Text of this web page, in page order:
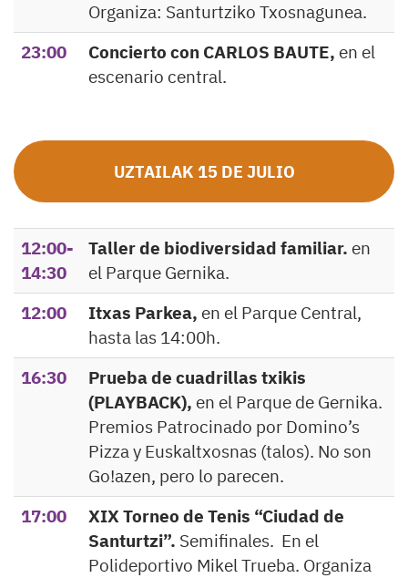
Organiza: Santurtziko Txosnagunea.
23:00
Concierto con CARLOS BAUTE, en el
escenario central.
UZTAILAK 15 DE JULIO
12:00-
14:30
Taller de biodiversidad familiar. en
el Parque Gernika.
12:00
Itxas Parkea, en el Parque Central,
hasta las 14:00h.
16:30
Prueba de cuadrillas txikis
(PLAYBACK), en el Parque de Gernika.
Premios Patrocinado por Domino’s
Pizza y Euskaltxosnas (talos). No son
Go!azen, pero lo parecen.
17:00
XIX Torneo de Tenis “Ciudad de
Santurtzi”. Semifinales. En el
Polideportivo Mikel Trueba. Organiza